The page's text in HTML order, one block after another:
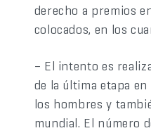
derecho a premios
colocados, en los
– El intento es
de la última etapa
los hombres y
mundial. El número